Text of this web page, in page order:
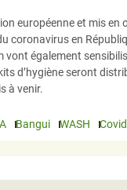
européenne et mis
coronavirus en
vont également
d’hygiène seront
à venir.
Bangui WASH